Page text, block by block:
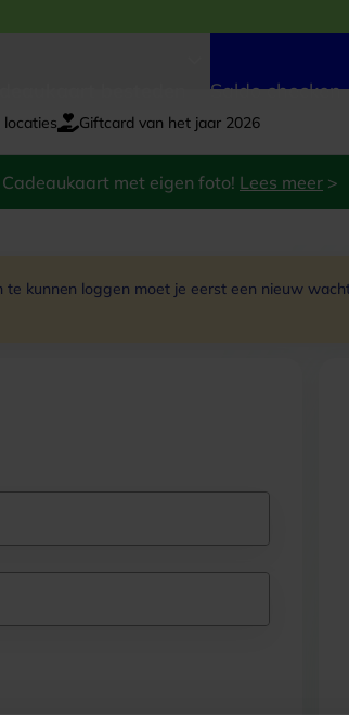
Saldo checken
locaties Giftcard van het jaar 2026
met eigen foto! Lees meer >
kunnen loggen moet je eerst een nieuw